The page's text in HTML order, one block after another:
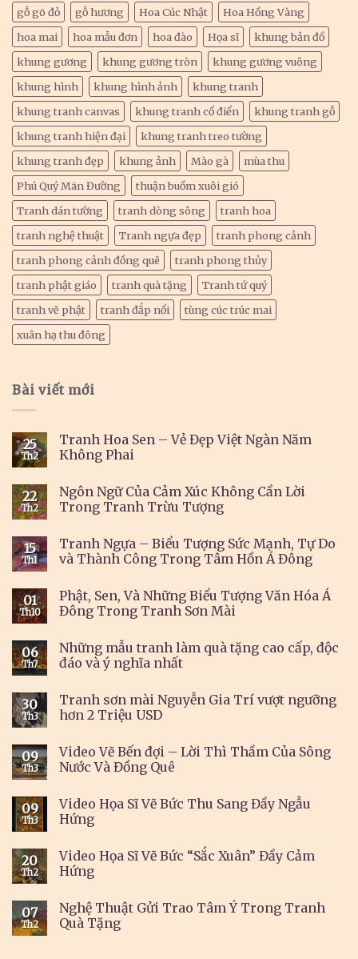
gỗ gõ đỏ
gỗ hương Hoa Cúc Nhật
Hoa Hồng Vàng
hoa mai
hoa mẫu đơn hoa đào Họa sĩ
khung bản đồ
khung gương
khung gương tròn
khung gương vuông
khung hình
khung hình ảnh
khung tranh
khung tranh canvas
khung tranh cổ điển
khung tranh gỗ
khung tranh hiện đại
khung tranh treo tường
khung tranh đẹp
khung ảnh Mào gà
mùa thu
Phú Quý Mãn Đường
thuận buồm xuôi gió
Tranh dán tường
tranh dòng sông
tranh hoa
tranh nghệ thuật
Tranh ngựa đẹp
tranh phong cảnh
tranh phong cảnh đồng quê
tranh phong thủy
tranh phật giáo
tranh quà tặng
Tranh tứ quý
tranh vẽ phật
tranh đắp nổi
tùng cúc trúc mai
xuân hạ thu đông
Bài viết mới
25
Th2
Tranh Hoa Sen – Vẻ Đẹp Việt Ngàn Năm
Không Phai
22
Th2
Ngôn Ngữ Của Cảm Xúc Không Cần Lời
Trong Tranh Trừu Tượng
15
Th1
Tranh Ngựa – Biểu Tượng Sức Mạnh, Tự Do
và Thành Công Trong Tâm Hồn Á Đông
01
Th10
Phật, Sen, Và Những Biểu Tượng Văn Hóa Á
Đông Trong Tranh Sơn Mài
06
Th7
Những mẫu tranh làm quà tặng cao cấp, độc
đáo và ý nghĩa nhất
30
Th3
Tranh sơn mài Nguyễn Gia Trí vượt ngưỡng
hơn 2 Triệu USD
09
Th3
Video Vẽ Bến đợi – Lời Thì Thầm Của Sông
Nước Và Đồng Quê
09
Th3
Video Họa Sĩ Vẽ Bức Thu Sang Đầy Ngẫu
Hứng
20
Th2
Video Họa Sĩ Vẽ Bức “Sắc Xuân” Đầy Cảm
Hứng
07
Th2
Nghệ Thuật Gửi Trao Tâm Ý Trong Tranh
Quà Tặng